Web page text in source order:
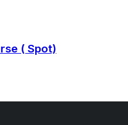
( Spot)